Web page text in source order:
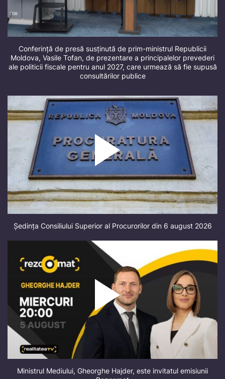
Conferință de presă susținută de prim-ministrul Republicii
Moldova, Vasile Tofan, de prezentare a principalelor prevederi
ale politicii fiscale pentru anul 2027, care urmează să fie supusă
consultărilor publice
Ședința Consiliului Superior al Procurorilor din 6 august 2026
Ministrul Mediului, Gheorghe Hajder, este invitatul emisiunii